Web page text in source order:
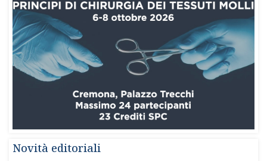
Novità editoriali